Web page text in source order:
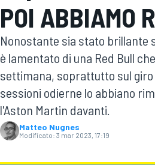
MOTOGP WEC
POI ABBIAMO
Nonostante sia stato brillante
è lamentato di una Red Bull
settimana, soprattutto sul giro
sessioni odierne lo abbiano
l'Aston Martin davanti.
Matteo Nugnes
Modificato: 3 mar 2023, 17:19